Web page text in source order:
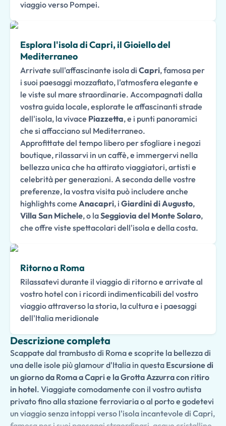
viaggio verso Pompei.
Esplora l'isola di Capri, il Gioiello del
Mediterraneo
Arrivate sull'affascinante isola di Capri, famosa per
i suoi paesaggi mozzafiato, l'atmosfera elegante e
le viste sul mare straordinarie. Accompagnati dalla
vostra guida locale, esplorate le affascinanti strade
dell'isola, la vivace Piazzetta, e i punti panoramici
che si affacciano sul Mediterraneo.
Approfittate del tempo libero per sfogliare i negozi
boutique, rilassarvi in un caffè, e immergervi nella
bellezza unica che ha attirato viaggiatori, artisti e
celebrità per generazioni. A seconda delle vostre
preferenze, la vostra visita può includere anche
highlights come Anacapri, i Giardini di Augusto,
Villa San Michele, o laSeggiovia del Monte Solaro,
che offre viste spettacolari dell'isola e della costa.
Ritorno a Roma
Rilassatevi durante il viaggio di ritorno e arrivate al
vostro hotel con i ricordi indimenticabili del vostro
viaggio attraverso la storia, la cultura e i paesaggi
dell'Italia meridionale
Descrizione completa
Scappate dal trambusto di Roma e scoprite la bellezza di
una delle isole più glamour d'Italia in questa Escursione di
un giorno da Roma a Capri e la Grotta Azzurra con ritiro
in hotel. Viaggiate comodamente con il vostro autista
privato fino alla stazione ferroviaria o al porto e godetevi
un viaggio senza intoppi verso l'isola incantevole di Capri,